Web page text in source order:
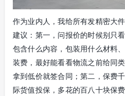
作为业内人，我给所有发精密大
建议：第一，问报价的时候别只
包含什么内容，包装用什么材料
装费，最好能看看物流之前给同
拿到低价就签合同；第二，保费
际货值投保，多花的百八十块保